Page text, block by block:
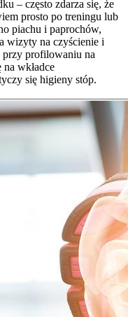
– często zdarza się, że
prosto po treningu lub
piachu i paprochów,
wizyty na czyścienie i
przy profilowaniu na
wkładce
się higieny stóp.